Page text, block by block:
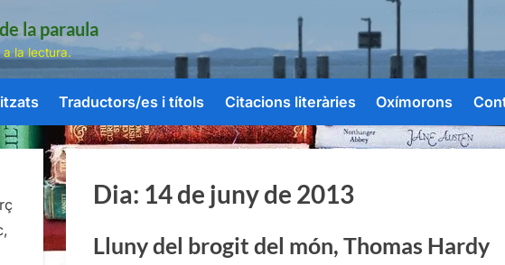
la paraula
la lectura.
Traductors/es i títols Citacions literàries Oxímorons
Dia: 14 de juny de 2013
Lluny del brogit del món, Thomas Hardy